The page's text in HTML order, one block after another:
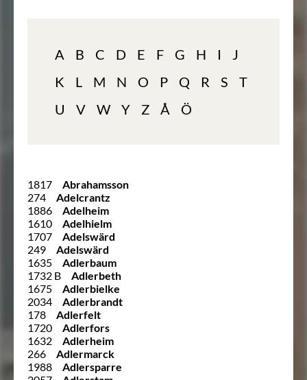
A B C D E F G H I
J
K
L M N O P Q R S
T
U
V W Y Z Å Ö
1817
Abrahamsson
274
Adelcrantz
1886
Adelheim
1610
Adelhielm
1707
Adelswärd
249
Adelswärd
1635
Adlerbaum
1732 B
Adlerbeth
1675
Adlerbielke
2034
Adlerbrandt
178
Adlerfelt
1720
Adlerfors
1632
Adlerheim
266
Adlermarck
1988
Adlersparre